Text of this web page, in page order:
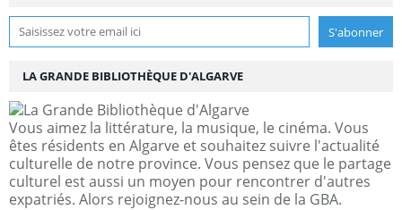
LA GRANDE BIBLIOTHÈQUE D'ALGARVE
Vous aimez la littérature, la musique, le cinéma. Vous
êtes résidents en Algarve et souhaitez suivre l'actualité
culturelle de notre province. Vous pensez que le partage
culturel est aussi un moyen pour rencontrer d'autres
expatriés. Alors rejoignez-nous au sein de la GBA.